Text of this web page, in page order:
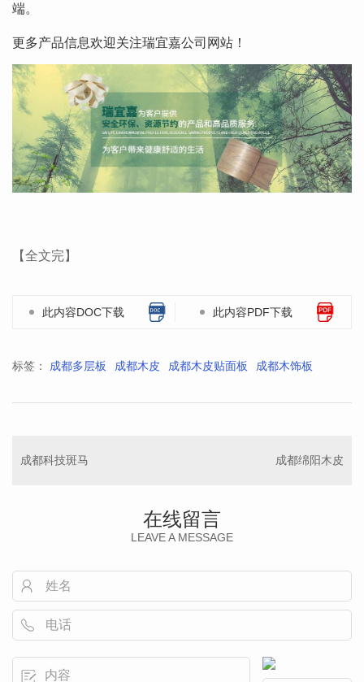
端。
更多产品信息欢迎关注瑞宜嘉公司网站！
【全文完】
此内容DOC下载 此内容PDF下载
标签： 成都多层板 成都木皮 成都木皮贴面板 成都木饰板
成都科技斑马 成都绵阳木皮
在线留言
LEAVE A MESSAGE